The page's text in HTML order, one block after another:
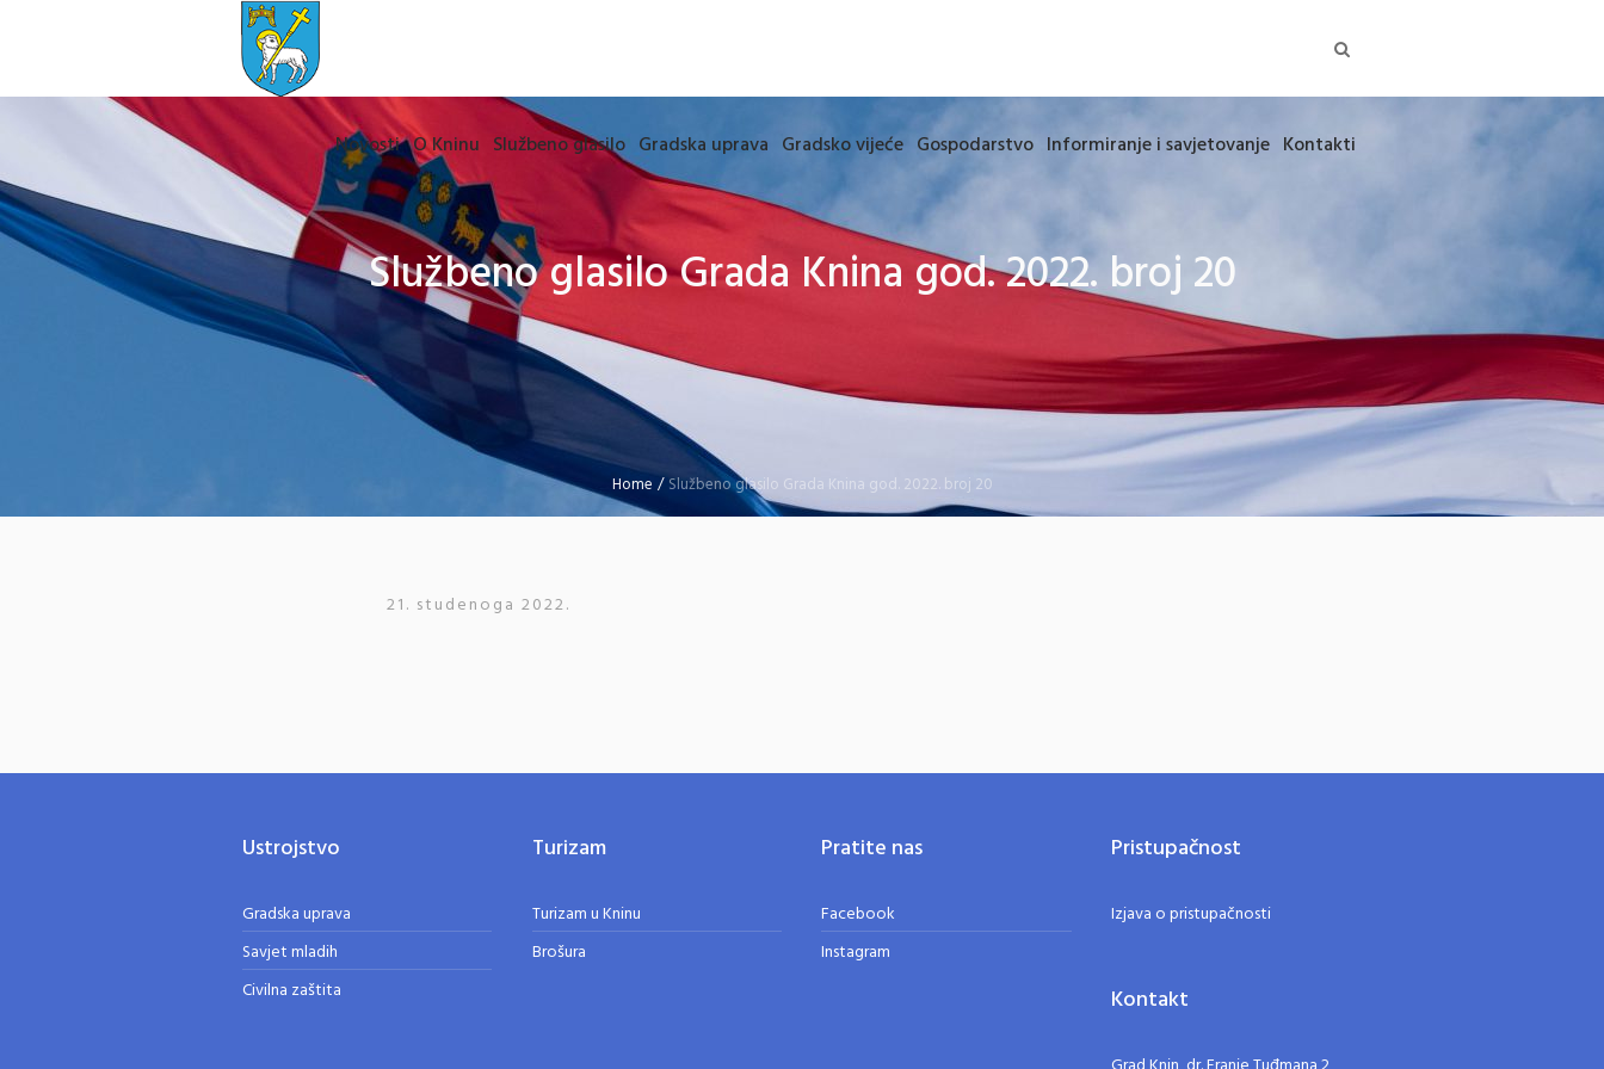
Novosti O Kninu Službeno glasilo Gradska uprava Gradsko vijeće Gospodarstvo Informiranje i savjetovanje Kontakti
Službeno glasilo Grada Knina god. 2022. broj 20
Home /Službeno glasilo Grada Knina god. 2022. broj 20
21. studenoga 2022.
Ustrojstvo
Gradska uprava
Savjet mladih
Civilna zaštita
Turizam
Turizam u Kninu
Brošura
Pratite nas
Facebook
Instagram
Pristupačnost
Izjava o pristupačnosti
Kontakt